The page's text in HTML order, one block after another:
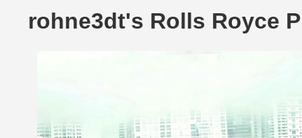
rohne3dt's Rolls Royce